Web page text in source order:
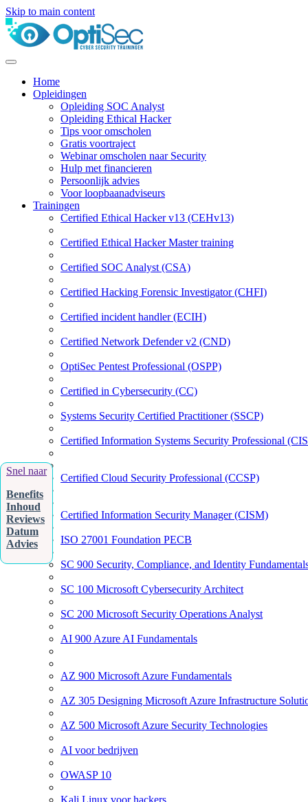
Skip to main content
Home
Opleidingen
Opleiding SOC Analyst
Opleiding Ethical Hacker
Tips voor omscholen
Gratis voortraject
Webinar omscholen naar Security
Hulp met financieren
Persoonlijk advies
Voor loopbaanadviseurs
Trainingen
Certified Ethical Hacker v13 (CEHv13)
Certified Ethical Hacker Master training
Certified SOC Analyst (CSA)
Certified Hacking Forensic Investigator (CHFI)
Certified incident handler (ECIH)
Certified Network Defender v2 (CND)
OptiSec Pentest Professional (OSPP)
Certified in Cybersecurity (CC)
Systems Security Certified Practitioner (SSCP)
Certified Information Systems Security Professional
Certified Cloud Security Professional (CCSP)
Certified Information Security Manager (CISM)
ISO 27001 Foundation PECB
SC 900 Security, Compliance, and Identity
SC 100 Microsoft Cybersecurity Architect
SC 200 Microsoft Security Operations Analyst
AI 900 Azure AI Fundamentals
AZ 900 Microsoft Azure Fundamentals
AZ 305 Designing Microsoft Azure Infrastructure
AZ 500 Microsoft Azure Security Technologies
AI voor bedrijven
OWASP 10
Kali Linux voor hackers
Snel naar
Benefits
Inhoud
Reviews
Datum
Advies